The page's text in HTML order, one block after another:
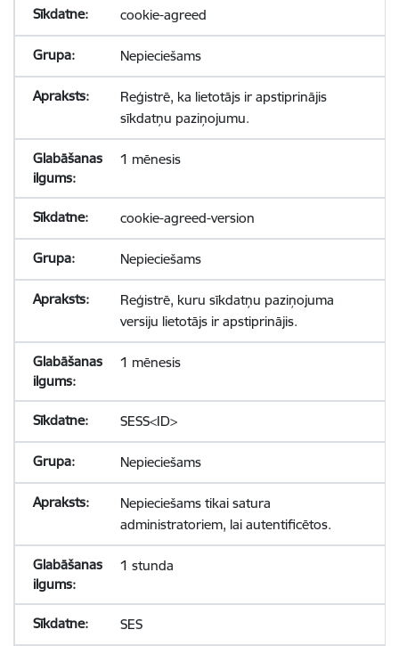
cookie-agreed
Nepieciešams
Reģistrē, ka lietotājs ir apstiprinājis
sīkdatņu paziņojumu.
1 mēnesis
cookie-agreed-version
Nepieciešams
Reģistrē, kuru sīkdatņu paziņojuma
versiju lietotājs ir apstiprinājis.
1 mēnesis
SESS<ID>
Nepieciešams
Nepieciešams tikai satura
administratoriem, lai autentificētos.
1 stunda
SES